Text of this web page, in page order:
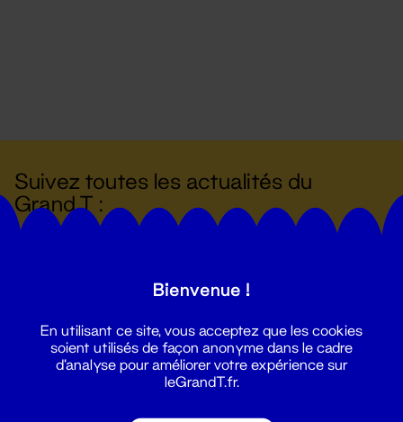
Suivez toutes les actualités du
Grand T :
Bienvenue !
En utilisant ce site, vous acceptez que les cookies
soient utilisés de façon anonyme dans le cadre
d'analyse pour améliorer votre expérience sur
leGrandT.fr.